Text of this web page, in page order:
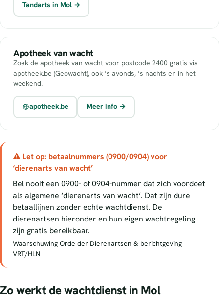
Tandarts in Mol →
Apotheek van wacht
Zoek de apotheek van wacht voor postcode 2400 gratis via
apotheek.be (Geowacht), ook ’s avonds, ’s nachts en in het
weekend.
apotheek.be Meer info →
⚠ Let op: betaalnummers (0900/0904) voor
‘dierenarts van wacht’
Bel nooit een 0900- of 0904-nummer dat zich voordoet
als algemene ‘dierenarts van wacht’. Dat zijn dure
betaallijnen zonder echte wachtdienst. De
dierenartsen hieronder en hun eigen wachtregeling
zijn gratis bereikbaar.
Waarschuwing Orde der Dierenartsen & berichtgeving
VRT/HLN
Zo werkt de wachtdienst in Mol